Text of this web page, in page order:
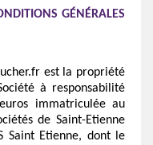
GÉNÉRALES
est la propriété
à responsabilité
immatriculée au
de Saint-Etienne
Saint Etienne, dont le